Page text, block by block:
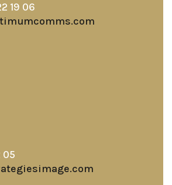
19 06
05